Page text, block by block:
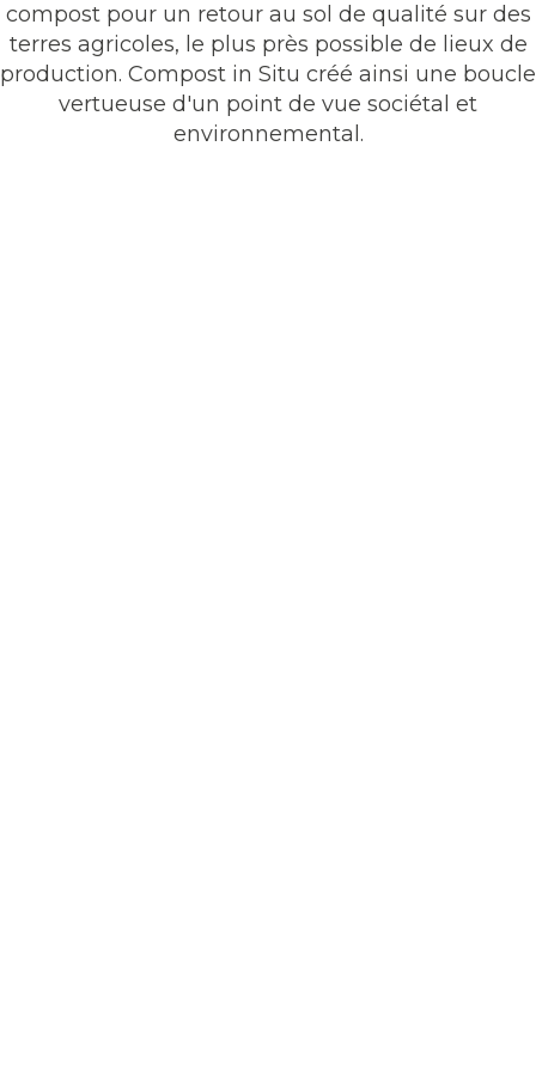
compost pour un retour au sol de qualité sur des
terres agricoles, le plus près possible de lieux de
production. Compost in Situ créé ainsi une boucle
vertueuse d'un point de vue sociétal et
environnemental.